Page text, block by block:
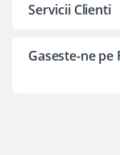
Servicii Clienti
Gaseste-ne pe